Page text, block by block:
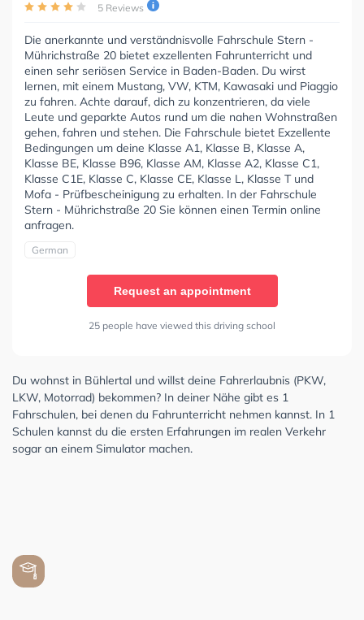
5 Reviews
Die anerkannte und verständnisvolle Fahrschule Stern -
Mührichstraße 20 bietet exzellenten Fahrunterricht und
einen sehr seriösen Service in Baden-Baden. Du wirst
lernen, mit einem Mustang, VW, KTM, Kawasaki und Piaggio
zu fahren. Achte darauf, dich zu konzentrieren, da viele
Leute und geparkte Autos rund um die nahen Wohnstraßen
gehen, fahren und stehen. Die Fahrschule bietet Exzellente
Bedingungen um deine Klasse A1, Klasse B, Klasse A,
Klasse BE, Klasse B96, Klasse AM, Klasse A2, Klasse C1,
Klasse C1E, Klasse C, Klasse CE, Klasse L, Klasse T und
Mofa - Prüfbescheinigung zu erhalten. In der Fahrschule
Stern - Mührichstraße 20 Sie können einen Termin online
anfragen.
German
Request an appointment
25 people have viewed this driving school
Du wohnst in Bühlertal und willst deine Fahrerlaubnis (PKW,
LKW, Motorrad) bekommen? In deiner Nähe gibt es 1
Fahrschulen, bei denen du Fahrunterricht nehmen kannst. In 1
Schulen kannst du die ersten Erfahrungen im realen Verkehr
sogar an einem Simulator machen.